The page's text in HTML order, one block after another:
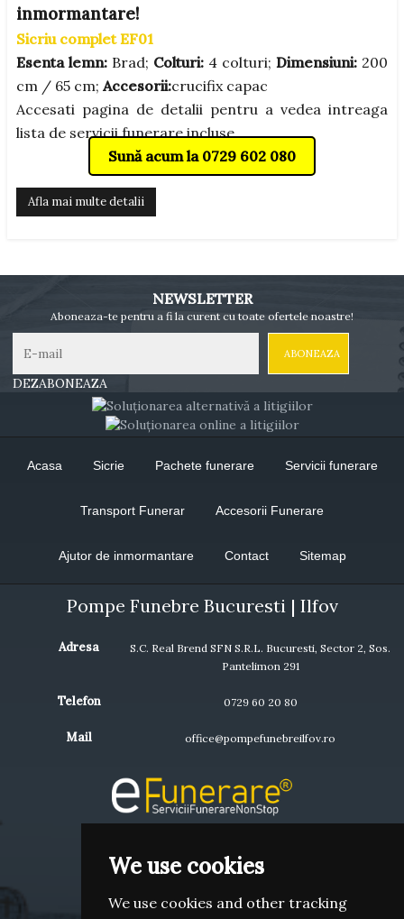
We use cookies
We use cookies and other tracking
inmormantare!
Sicriu complet EF01
Esenta lemn: Brad; Colturi: 4 colturi; Dimensiuni: 200
cm / 65 cm; Accesorii:crucifix capac
Accesati pagina de detalii pentru a vedea intreaga
lista de servicii funerare incluse.
Sună acum la 0729 602 080
Afla mai multe detalii
NEWSLETTER
Aboneaza-te pentru a fi la curent cu toate ofertele noastre!
DEZABONEAZA
Acasa Sicrie Pachete funerare Servicii funerare
Transport Funerar Accesorii Funerare
Ajutor de inmormantare Contact Sitemap
Pompe Funebre Bucuresti | Ilfov
Adresa
S.C. Real Brend SFN S.R.L. Bucuresti, Sector 2, Sos.
Pantelimon 291
Telefon 0729 60 20 80
Mail office@pompefunebreilfov.ro
Termeni si conditii